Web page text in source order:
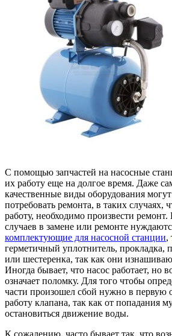
С помощью запчастей на насосные
их работу еще на долгое время. Даже
качественные виды оборудования
потребовать ремонта, в таких случаях,
работу, необходимо произвести
случаев в замене или ремонте
комплектующие для насосной станции,
герметичный уплотнитель, прокладка,
или шестеренка, так как они
Иногда бывает, что насос работает, но
означает поломку. Для того чтобы
части произошел сбой нужно в первую
работу клапана, так как от попадания
остановиться движение воды.
К сожалению, часто бывает так, что